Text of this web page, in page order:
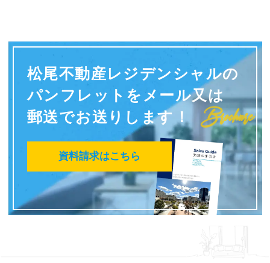
松尾不動産レジデンシャルの
パンフレットを メール又は
郵送でお送りします！
Brochure
資料請求はこちら